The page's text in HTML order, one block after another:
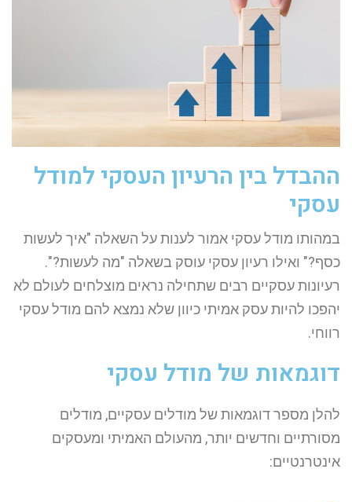
ההבדל בין הרעיון העסקי למודל
עסקי
במהותו מודל עסקי אמור לענות על השאלה "איך לעשות
כסף?" ואילו רעיון עסקי עוסק בשאלה "מה לעשות?".
רעיונות עסקיים רבים שתחילה נראים מוצלחים לעולם לא
יהפכו להיות עסק אמיתי כיוון שלא נמצא להם מודל עסקי
רווחי.
דוגמאות של מודל עסקי
להלן מספר דוגמאות של מודלים עסקיים, מודלים
מסורתיים וחדשים יותר, מהעולם האמיתי ומעסקים
אינטרנטיים: